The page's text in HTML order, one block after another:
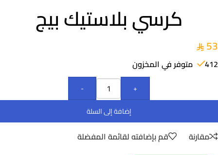
كرسي بلاستيك بيج
53
412 متوفر في المخزون
-
+
إضافة إلى السلة
مقارنة قم بإضافته لقائمة المفضلة